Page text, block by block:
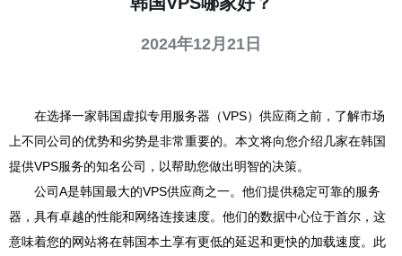
2024年12月21日
在选择一家韩国虚拟专用服务器（VPS）供应商之前，了解市场
上不同公司的优势和劣势是非常重要的。本文将向您介绍几家在韩国
提供VPS服务的知名公司，以帮助您做出明智的决策。
公司A是韩国最大的VPS供应商之一。他们提供稳定可靠的服务
器，具有卓越的性能和网络连接速度。他们的数据中心位于首尔，这
意味着您的网站将在韩国本土享有更低的延迟和更快的加载速度。此